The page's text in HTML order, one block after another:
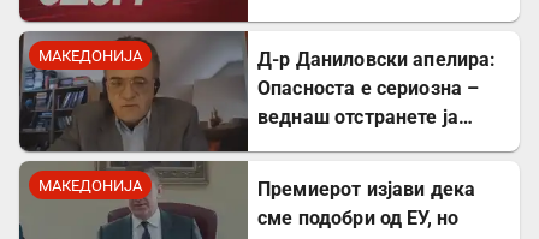
МАКЕДОНИЈА
Д-р Даниловски апелира:
Опасноста е сериозна –
веднаш отстранете ја
западнонилска треска!
МАКЕДОНИЈА
Премиерот изјави дека
сме подобри од ЕУ, но